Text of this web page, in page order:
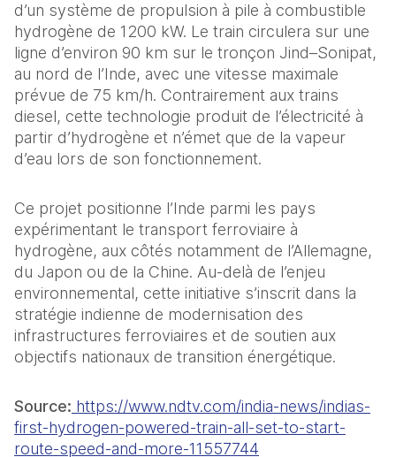
d’un système de propulsion à pile à combustible
hydrogène de 1200 kW. Le train circulera sur une
ligne d’environ 90 km sur le tronçon Jind–Sonipat,
au nord de l’Inde, avec une vitesse maximale
prévue de 75 km/h. Contrairement aux trains
diesel, cette technologie produit de l’électricité à
partir d’hydrogène et n’émet que de la vapeur
d’eau lors de son fonctionnement.
Ce projet positionne l’Inde parmi les pays
expérimentant le transport ferroviaire à
hydrogène, aux côtés notamment de l’Allemagne,
du Japon ou de la Chine. Au-delà de l’enjeu
environnemental, cette initiative s’inscrit dans la
stratégie indienne de modernisation des
infrastructures ferroviaires et de soutien aux
objectifs nationaux de transition énergétique.
Source: https://www.ndtv.com/india-news/indias-
first-hydrogen-powered-train-all-set-to-start-
route-speed-and-more-11557744